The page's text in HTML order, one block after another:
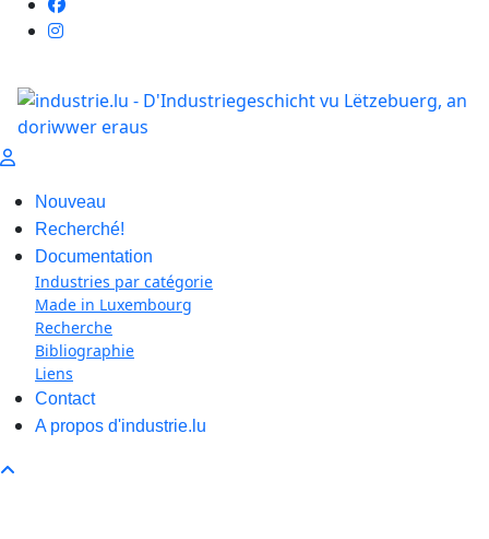
Nouveau
Recherché!
Documentation
Industries par catégorie
Made in Luxembourg
Recherche
Bibliographie
Liens
Contact
A propos d'industrie.lu